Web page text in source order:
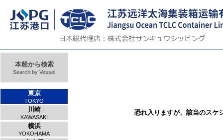
本船から検索
Search by Vessel
東京
TOKYO
川崎
KAWASAKI
横浜
YOKOHAMA
恐れ入りますが、該当のスケ